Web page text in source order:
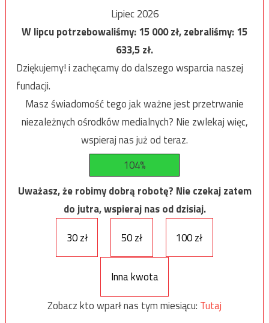
Lipiec 2026
W lipcu potrzebowaliśmy:15 000zł, zebraliśmy:15
633,5zł.
Dziękujemy! i zachęcamy do dalszego wsparcia naszej
fundacji.
Masz świadomość tego jak ważne jest przetrwanie
niezależnych ośrodków medialnych? Nie zwlekaj więc,
wspieraj nas już od teraz.
104%
Uważasz, że robimy dobrą robotę? Nie czekaj zatem
do jutra, wspieraj nas od dzisiaj.
30 zł
50 zł 100 zł
Inna kwota
Zobacz kto wparł nas tym miesiącu: Tutaj